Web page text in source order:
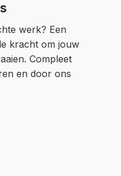
werk? Een
kracht om jouw
Compleet
en door ons